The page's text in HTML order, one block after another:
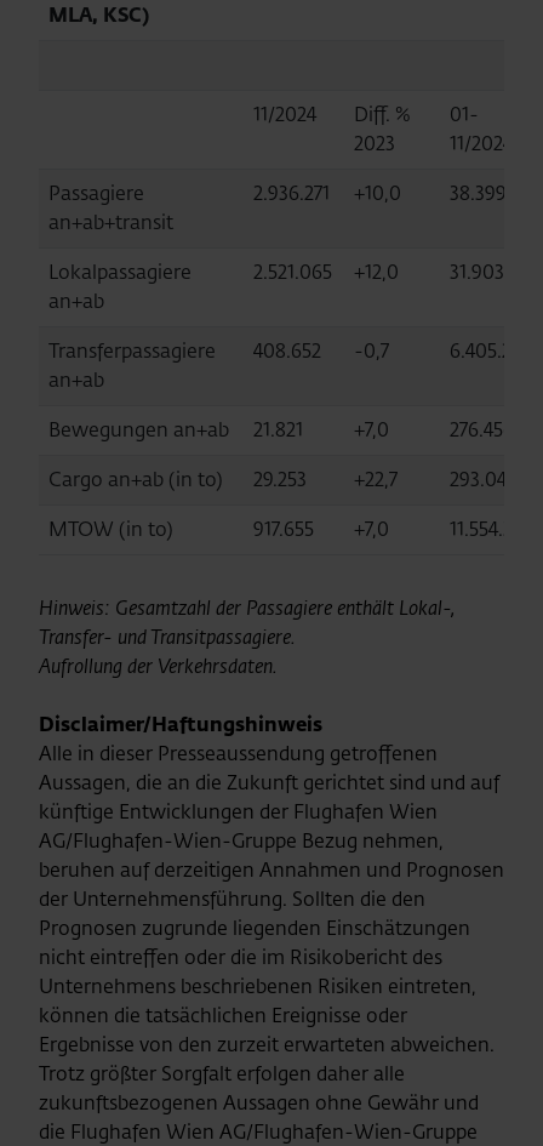
MLA, KSC)
11/2024
Diff. %
2023
01-
11/2024
Passagiere
an+ab+transit
2.936.271 +10,0 38.399.111
Lokalpassagiere
an+ab
2.521.065 +12,0 31.903.914
Transferpassagiere
an+ab
408.652 -0,7 6.405.222
Bewegungen an+ab 21.821 +7,0
276.456
Cargo an+ab (in to)
29.253 +22,7
293.046
MTOW (in to)
917.655 +7,0 11.554.358
Hinweis: Gesamtzahl der Passagiere enthält Lokal-,
Transfer- und Transitpassagiere.
Aufrollung der Verkehrsdaten.
Disclaimer/Haftungshinweis
Alle in dieser Presseaussendung getroffenen
Aussagen, die an die Zukunft gerichtet sind und auf
künftige Entwicklungen der Flughafen Wien
AG/Flughafen-Wien-Gruppe Bezug nehmen,
beruhen auf derzeitigen Annahmen und Prognosen
der Unternehmensführung. Sollten die den
Prognosen zugrunde liegenden Einschätzungen
nicht eintreffen oder die im Risikobericht des
Unternehmens beschriebenen Risiken eintreten,
können die tatsächlichen Ereignisse oder
Ergebnisse von den zurzeit erwarteten abweichen.
Trotz größter Sorgfalt erfolgen daher alle
zukunftsbezogenen Aussagen ohne Gewähr und
die Flughafen Wien AG/Flughafen-Wien-Gruppe